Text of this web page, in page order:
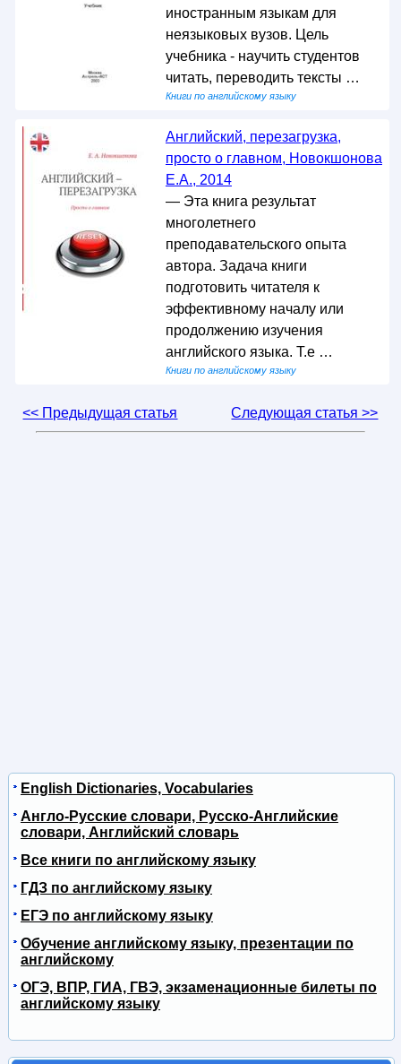
иностранным языкам для
неязыковых вузов. Цель
учебника - научить студентов
читать, переводить тексты …
Книги по английскому языку
Английский, перезагрузка,
просто о главном, Новокшонова
Е.А., 2014
— Эта книга результат
многолетнего
преподавательского опыта
автора. Задача книги
подготовить читателя к
эффективному началу или
продолжению изучения
английского языка. Т.e …
Книги по английскому языку
<< Предыдущая статья Следующая статья >>
English Dictionaries, Vocabularies
Англо-Русские словари, Русско-Английские
словари, Английский словарь
Все книги по английскому языку
ГДЗ по английскому языку
ЕГЭ по английскому языку
Обучение английскому языку, презентации по
английскому
ОГЭ, ВПР, ГИА, ГВЭ, экзаменационные билеты по
английскому языку